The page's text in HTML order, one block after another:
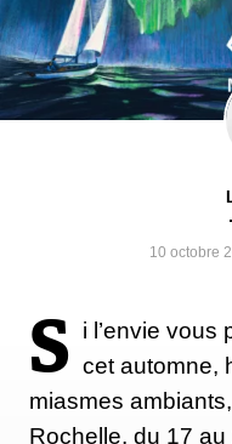
10 octobre
S i l’envie vous
cet automne,
miasmes
Rochelle, du 17